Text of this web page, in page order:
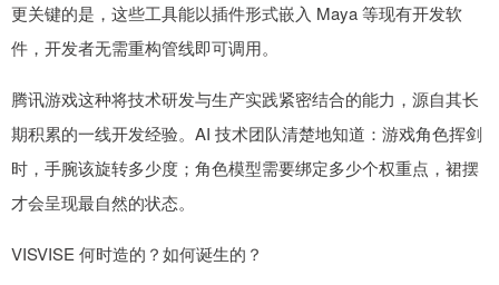
更关键的是，这些工具能以插件形式嵌入 Maya 等现有开发软
件，开发者无需重构管线即可调用。
腾讯游戏这种将技术研发与生产实践紧密结合的能力，源自其长
期积累的一线开发经验。AI 技术团队清楚地知道：游戏角色挥剑
时，手腕该旋转多少度；角色模型需要绑定多少个权重点，裙摆
才会呈现最自然的状态。
VISVISE 何时造的？如何诞生的？